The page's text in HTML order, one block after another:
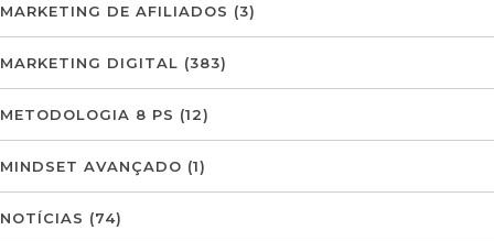
MARKETING DE AFILIADOS (3)
MARKETING DIGITAL (383)
METODOLOGIA 8 PS (12)
MINDSET AVANÇADO (1)
NOTÍCIAS (74)